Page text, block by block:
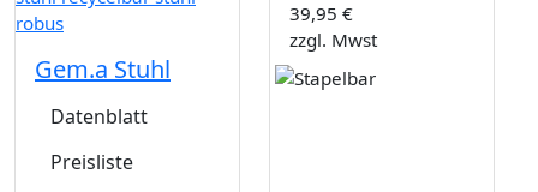
Gem.a Stuhl
Datenblatt
Preisliste
39,95 €
zzgl. Mwst